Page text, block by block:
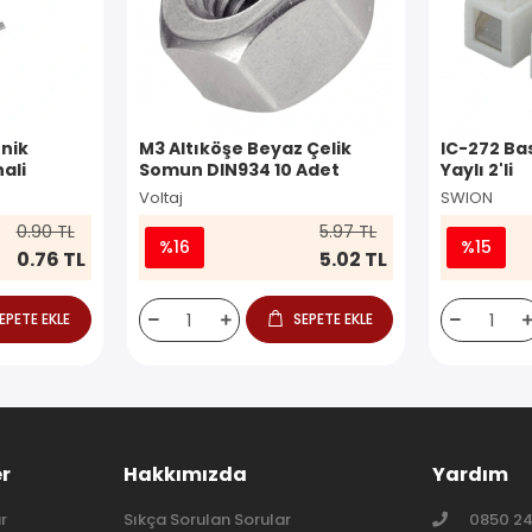
0.90 TL
0.76 TL
EKLE
M3 Altıköşe Beyaz Çelik
Somun DIN934 10 Adet
Voltaj
%16
5.97 TL
5.02 TL
SEPETE EKLE
IC-272
Yaylı 2'li
SWION
%15
Hakkımızda
Sıkça Sorulan Sorular
Yardım
0850